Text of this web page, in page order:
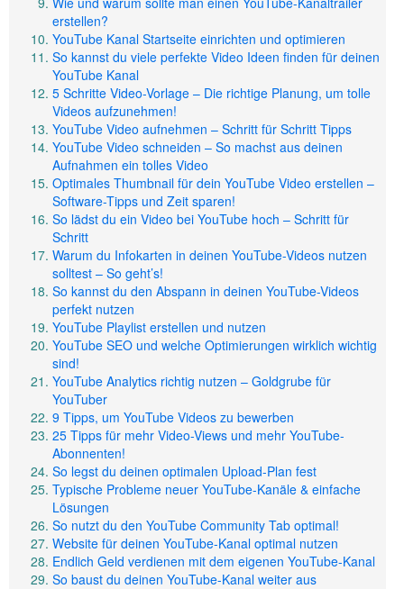
erstellen?
YouTube Kanal Startseite einrichten und optimieren
So kannst du viele perfekte Video Ideen finden für deinen
YouTube Kanal
5 Schritte Video-Vorlage – Die richtige Planung, um tolle
Videos aufzunehmen!
YouTube Video aufnehmen – Schritt für Schritt Tipps
YouTube Video schneiden – So machst aus deinen
Aufnahmen ein tolles Video
Optimales Thumbnail für dein YouTube Video erstellen –
Software-Tipps und Zeit sparen!
So lädst du ein Video bei YouTube hoch – Schritt für
Schritt
Warum du Infokarten in deinen YouTube-Videos nutzen
solltest – So geht’s!
So kannst du den Abspann in deinen YouTube-Videos
perfekt nutzen
YouTube Playlist erstellen und nutzen
YouTube SEO und welche Optimierungen wirklich wichtig
sind!
YouTube Analytics richtig nutzen – Goldgrube für
YouTuber
9 Tipps, um YouTube Videos zu bewerben
25 Tipps für mehr Video-Views und mehr YouTube-
Abonnenten!
So legst du deinen optimalen Upload-Plan fest
Typische Probleme neuer YouTube-Kanäle & einfache
Lösungen
So nutzt du den YouTube Community Tab optimal!
Website für deinen YouTube-Kanal optimal nutzen
Endlich Geld verdienen mit dem eigenen YouTube-Kanal
So baust du deinen YouTube-Kanal weiter aus